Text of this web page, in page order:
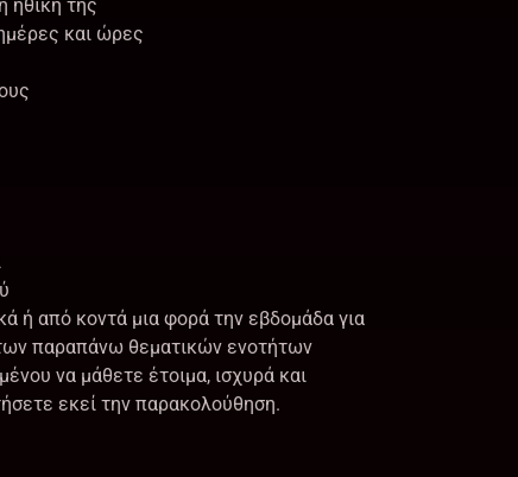
ηθική της
και ώρες
ή από κοντά μια φορά την εβδομάδα για
παραπάνω θεματικών ενοτήτων
να μάθετε έτοιμα, ισχυρά και
εκεί την παρακολούθηση.